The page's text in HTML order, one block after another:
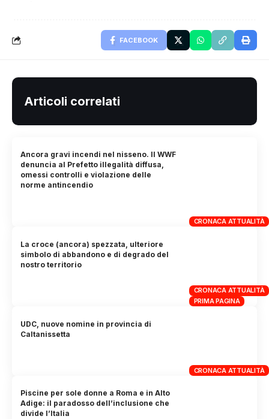
FACEBOOK
Articoli correlati
CRONACA ATTUALITÀ
Ancora gravi incendi nel nisseno. Il WWF
denuncia al Prefetto illegalità diffusa,
omessi controlli e violazione delle
norme antincendio
CRONACA ATTUALITÀ
PRIMA PAGINA
La croce (ancora) spezzata, ulteriore
simbolo di abbandono e di degrado del
nostro territorio
CRONACA ATTUALITÀ
UDC, nuove nomine in provincia di
Caltanissetta
Piscine per sole donne a Roma e in Alto
Adige: il paradosso dell’inclusione che
divide l’Italia